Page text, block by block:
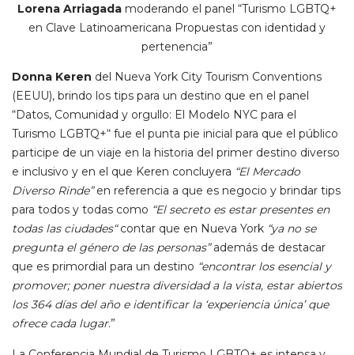
Lorena Arriagada moderando el panel “Turismo LGBTQ+
en Clave Latinoamericana Propuestas con identidad y
pertenencia”
Donna Keren del Nueva York City Tourism Conventions
(EEUU), brindo los tips para un destino que en el panel
“Datos, Comunidad y orgullo: El Modelo NYC para el
Turismo LGBTQ+“ fue el punta pie inicial para que el público
participe de un viaje en la historia del primer destino diverso
e inclusivo y en el que Keren concluyera “El Mercado
Diverso Rinde”en referencia a que es negocio y brindar tips
para todos y todas como “El secreto es estar presentes en
todas las ciudades“contar que en Nueva York “ya no se
pregunta el género de las personas”además de destacar
que es primordial para un destino “encontrar los esencial y
promover; poner nuestra diversidad a la vista, estar abiertos
los 364 días del año e identificar la ‘experiencia única’ que
ofrece cada lugar.”